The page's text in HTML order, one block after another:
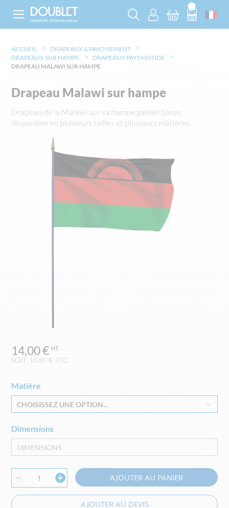
ACCUEIL
DRAPEAUX & PAVOISEMENT
DRAPEAUX SUR HAMPE
DRAPEAUX PAYS MONDE
DRAPEAU MALAWI SUR HAMPE
SOIT 16,80 € TTC
14,00 €
Matière
CHOISISSEZ UNE OPTION...
Dimensions
DIMENSIONS
AJOUTER AU PANIER
AJOUTER AU DEVIS
Drapeau Malawi sur hampe
Drapeau de la Malawi sur sa hampe gainée bleue,
disponible en plusieurs tailles et plusieurs matières.
to
the
the
gallery